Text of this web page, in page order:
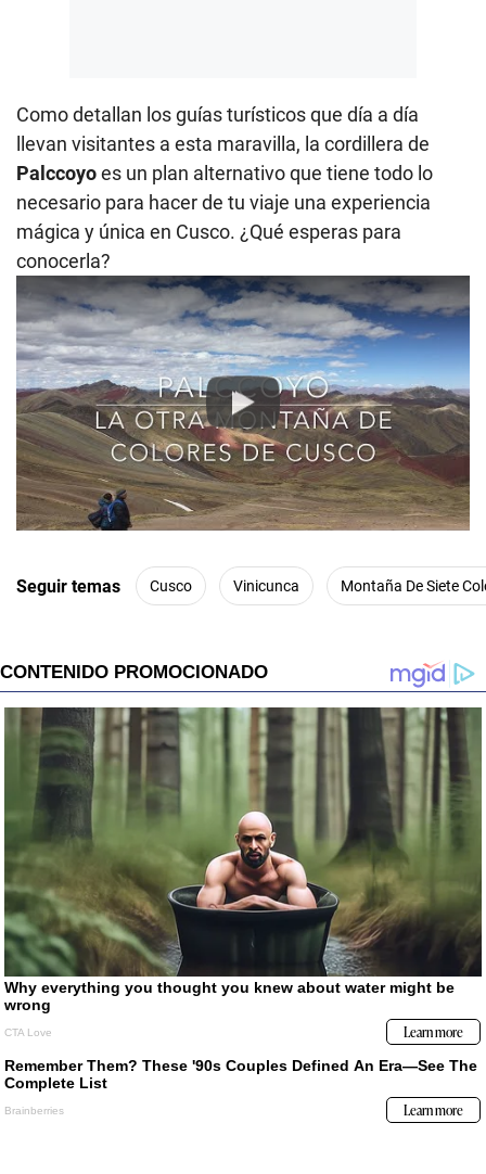
Como detallan los guías turísticos que día a día
llevan visitantes a esta maravilla, la cordillera de
Palccoyoes un plan alternativo que tiene todo lo
necesario para hacer de tu viaje una experiencia
mágica y única en Cusco. ¿Qué esperas para
conocerla?
Play
Seguir temas Cusco Vinicunca Montaña De Siete